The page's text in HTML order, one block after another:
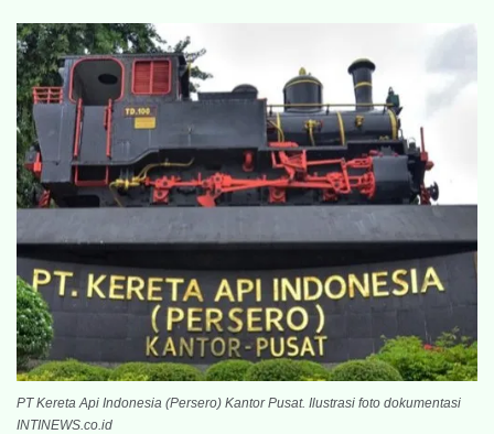
PT Kereta Api Indonesia (Persero) Kantor Pusat. Ilustrasi foto dokumentasi
INTINEWS.co.id